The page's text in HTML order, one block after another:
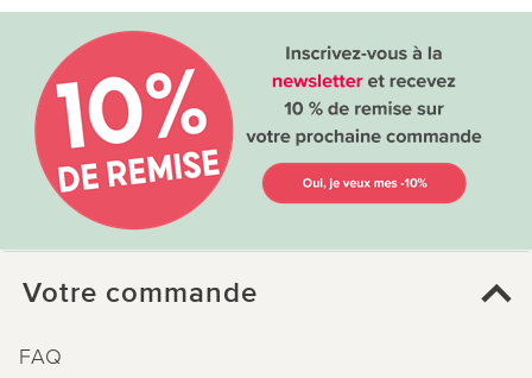
Votre commande
FAQ